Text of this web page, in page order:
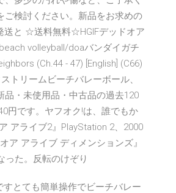
ご検討ください。新品をお求めの
送と ☆送料無料☆HGIFデッドオア
volleyball/doaバンダイガチ
(Ch.44 - 47) [English] (C66)
トリームビーチバレーボール、
・未使用品・中古品の過去120
円です。ヤフオク!は、誰でもか
アライブ2』PlayStation 2、2000
ア アライブ ディメンションズ』
った。反転のけぞり
すとても簡単操作でビーチバレー